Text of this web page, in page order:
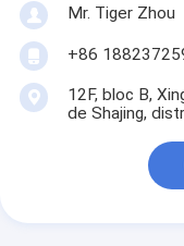
Mr. Tiger Zhou
+86
12F, bloc B,
de Shajing,